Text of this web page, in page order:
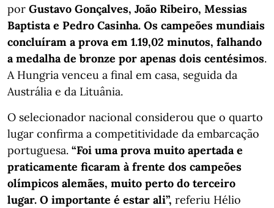
por Gustavo Gonçalves, João Ribeiro, Messias
Baptista e Pedro Casinha. Os campeões mundiais
concluíram a prova em 1.19,02 minutos, falhando
a medalha de bronze por apenas dois centésimos.
A Hungria venceu a final em casa, seguida da
Austrália e da Lituânia.
O selecionador nacional considerou que o quarto
lugar confirma a competitividade da embarcação
portuguesa. “Foi uma prova muito apertada e
praticamente ficaram à frente dos campeões
olímpicos alemães, muito perto do terceiro
lugar. O importante é estar ali”, referiu Hélio